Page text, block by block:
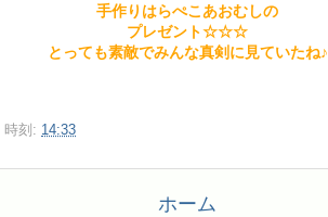
手作りはらぺこあおむしの
プレゼント☆☆☆
とっても素敵でみんな真剣に見ていたね♪
時刻: 14:33
ホーム